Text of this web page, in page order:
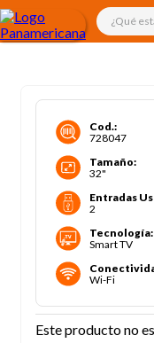
¿Qué
Cod.:
728047
Tamaño:
32"
Entradas
2
Tecnología:
Smart TV
Wi-Fi
Este producto no